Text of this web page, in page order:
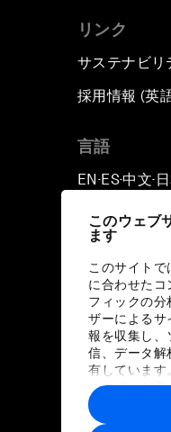
このウェブ
ます
このサイト
に合わせたコ
フィックの分
ザーによるサ
報を収集し、
信、データ解
有しています
ユーザーが
報や各パート
に収集され
リンク
サステナビリ
採用情報 (英
言語
EN ▪ ES▪中文▪